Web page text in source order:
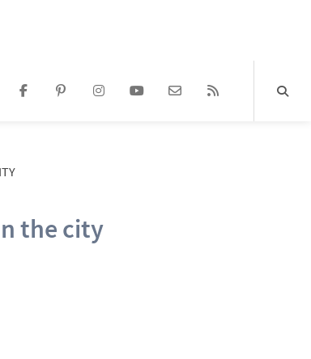
the city